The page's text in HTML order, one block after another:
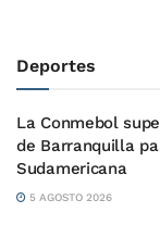
Deportes
La Conmebol
de Barranquilla
Sudamericana
5 AGOSTO 2026